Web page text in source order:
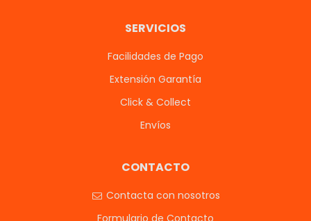
SERVICIOS
Facilidades de Pago
Extensión Garantía
Click & Collect
Envíos
CONTACTO
Contacta con nosotros